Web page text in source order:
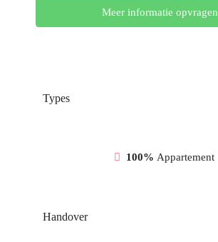
Meer informatie opvragen
Types
100% Appartement
Handover